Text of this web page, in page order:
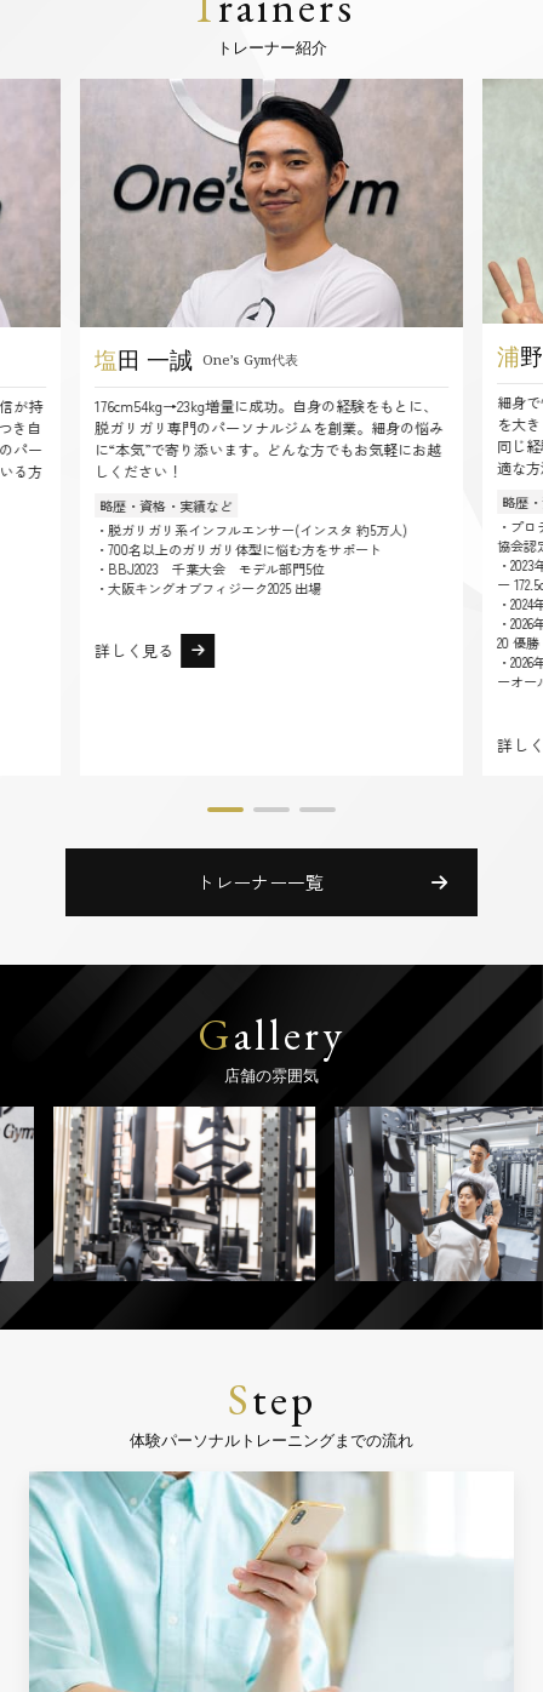
トレーナー紹介
田 一誠 One’s Gym代表
176cm54kg→23kg増量に成功。自身の経験をもとに、
脱ガリガリ専門のパーソナルジムを創業。細身の悩み
に“本気”で寄り添います。どんな方でもお気軽にお越
しください！
略歴・資格・実績など
・脱ガリガリ系インフルエンサー(インスタ 約5万人)
・700名以上のガリガリ体型に悩む方をサポート
・BBJ2023 千葉大会 モデル部門5位
・大阪キングオブフィジーク2025 出場
野 遥太
細身で悩んだ過去
を大きく変えまし
同じ経験を持って
適な方法を一緒に
略歴・資格・実績な
・プロテインマイス
協会認定トレーナー
・2023年 APF
ー 172.5cm以上 優勝
・2024年 APF
・2026年 APF
・2026年 APF
トレーナー一覧
Gallery
店舗の雰囲気
Step
体験パーソナルトレーニングまでの流れ